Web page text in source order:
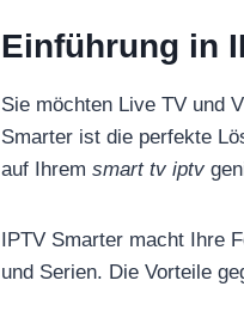
Einführung in
Sie möchten Live TV und
Smarter ist die perfekte
auf Ihrem smart tv iptv
IPTV Smarter macht Ihre
und Serien. Die Vorteile